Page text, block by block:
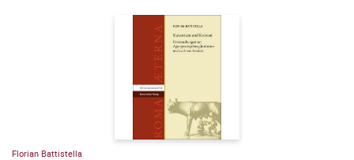
Florian Battistella